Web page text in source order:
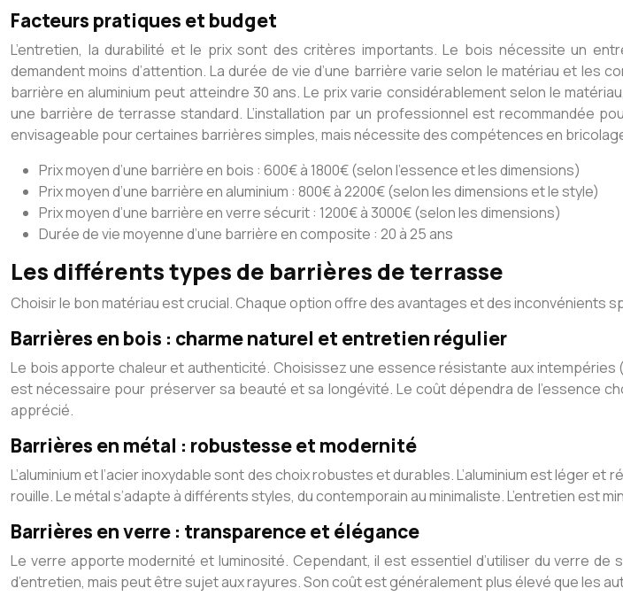
Facteurs pratiques et budget
L’entretien, la durabilité et le prix sont des critères importants. Le bois nécessite un
demandent moins d’attention. La durée de vie d’une barrière varie selon le matériau et les
barrière en aluminium peut atteindre 30 ans. Le prix varie considérablement selon le
une barrière de terrasse standard. L’installation par un professionnel est recommandée
envisageable pour certaines barrières simples, mais nécessite des compétences en
Prix moyen d’une barrière en bois : 600€ à 1800€ (selon l’essence et les dimensions)
Prix moyen d’une barrière en aluminium : 800€ à 2200€ (selon les dimensions et le style)
Prix moyen d’une barrière en verre sécurit : 1200€ à 3000€ (selon les dimensions)
Durée de vie moyenne d’une barrière en composite : 20 à 25 ans
Les différents types de barrières de terrasse
Choisir le bon matériau est crucial. Chaque option offre des avantages et des inconvénients
Barrières en bois : charme naturel et entretien régulier
Le bois apporte chaleur et authenticité. Choisissez une essence résistante aux
est nécessaire pour préserver sa beauté et sa longévité. Le coût dépendra de l’essence
apprécié.
Barrières en métal : robustesse et modernité
L’aluminium et l’acier inoxydable sont des choix robustes et durables. L’aluminium est léger
rouille. Le métal s’adapte à différents styles, du contemporain au minimaliste. L’entretien est
Barrières en verre : transparence et élégance
Le verre apporte modernité et luminosité. Cependant, il est essentiel d’utiliser du verre
d’entretien, mais peut être sujet aux rayures. Son coût est généralement plus élevé que les